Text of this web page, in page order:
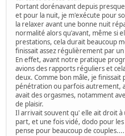
Portant dorénavant depuis
et pour la nuit, je m'exécute pour
la relaxer avant une bonne nuit
normalité alors qu'avant, même si
prestations, cela durait beaucoup
finissait assez régulièrement par
En effet, avant notre pratique
avions des rapports réguliers et
deux. Comme bon mâle, je finissait
pénétration ou parfois autrement,
avait des orgasmes, notamment
de plaisir.
Il arrivait souvent qu' elle ait droit
part, et une fois vidé, dodo pour les
pense pour beaucoup de couples....